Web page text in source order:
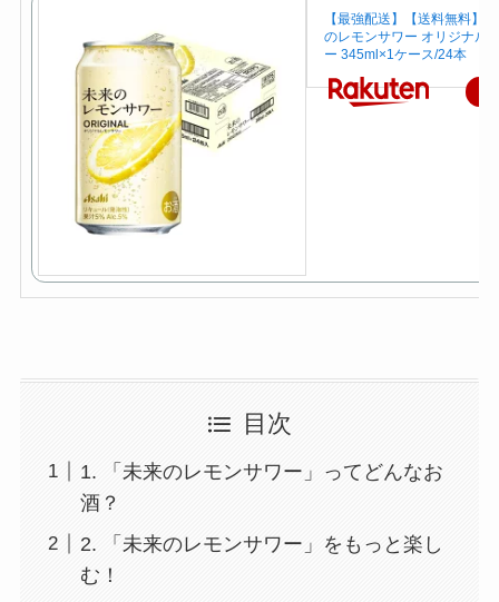
【最強配送】【送料無料】
のレモンサワー オリジナル
ー 345ml×1ケース/24本
目次
1. 「未来のレモンサワー」ってどんなお
酒？
2. 「未来のレモンサワー」をもっと楽し
む！